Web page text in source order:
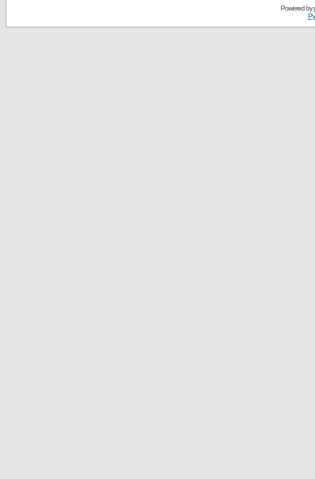
Powered by